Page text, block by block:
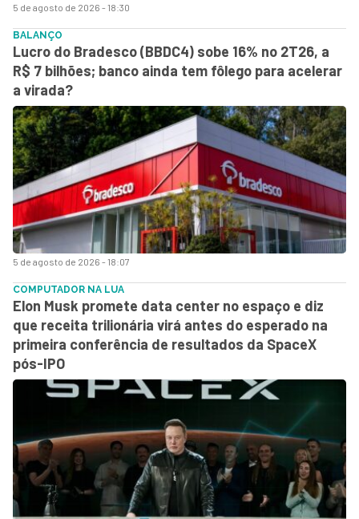
5 de agosto de 2026 - 18:30
5 de agosto de 2026 - 18:07
BALANÇO
Lucro do Bradesco (BBDC4) sobe 16% no 2T26, a
R$ 7 bilhões; banco ainda tem fôlego para acelerar
a virada?
COMPUTADOR NA LUA
Elon Musk promete data center no espaço e diz
que receita trilionária virá antes do esperado na
primeira conferência de resultados da SpaceX
pós-IPO